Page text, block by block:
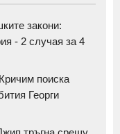
закони:
- 2 случая за 4
поиска
Георги